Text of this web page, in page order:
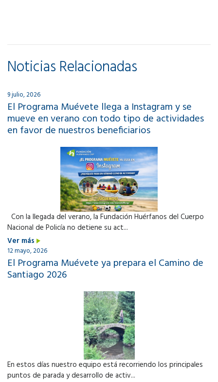
Noticias Relacionadas
9 julio, 2026
El Programa Muévete llega a Instagram y se
mueve en verano con todo tipo de actividades
en favor de nuestros beneficiarios
Con la llegada del verano, la Fundación Huérfanos del Cuerpo
Nacional de Policía no detiene su act...
Ver más
12 mayo, 2026
El Programa Muévete ya prepara el Camino de
Santiago 2026
En estos días nuestro equipo está recorriendo los principales
puntos de parada y desarrollo de activ...